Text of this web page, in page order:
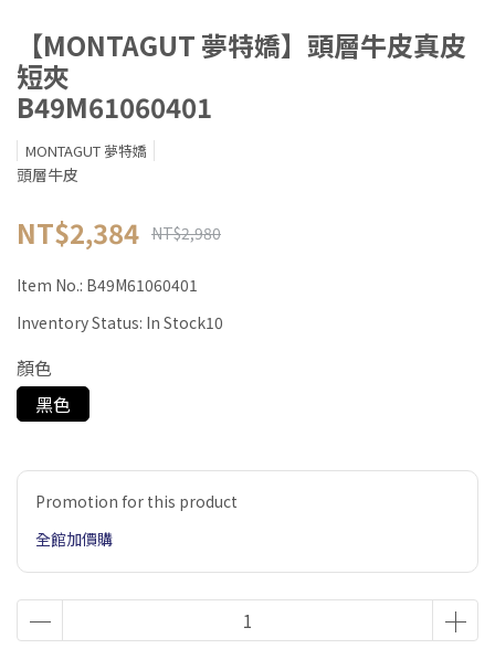
【MONTAGUT 夢特嬌】頭層牛皮真皮
短夾
B49M61060401
MONTAGUT 夢特嬌
頭層牛皮
NT$2,384 NT$2,980
Item No.: B49M61060401
Inventory Status: In Stock10
顏色
黑色
Promotion for this product
全館加價購